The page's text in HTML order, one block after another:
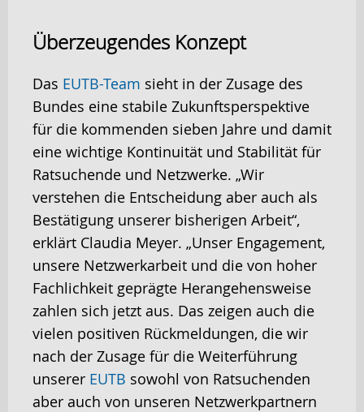
Überzeugendes Konzept
Das EUTB-Team sieht in der Zusage des
Bundes eine stabile Zukunftsperspektive
für die kommenden sieben Jahre und damit
eine wichtige Kontinuität und Stabilität für
Ratsuchende und Netzwerke. „Wir
verstehen die Entscheidung aber auch als
Bestätigung unserer bisherigen Arbeit“,
erklärt Claudia Meyer. „Unser Engagement,
unsere Netzwerkarbeit und die von hoher
Fachlichkeit geprägte Herangehensweise
zahlen sich jetzt aus. Das zeigen auch die
vielen positiven Rückmeldungen, die wir
nach der Zusage für die Weiterführung
unserer EUTB sowohl von Ratsuchenden
aber auch von unseren Netzwerkpartnern